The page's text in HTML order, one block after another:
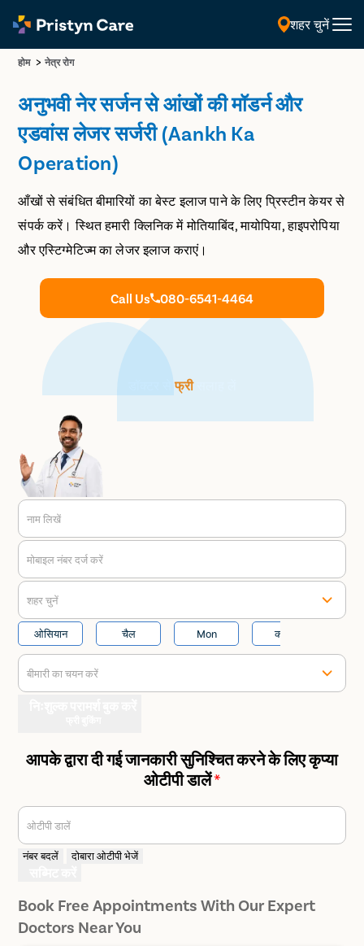
शहर चुनें
होम > नेत्र रोग
अनुभवी नेर सर्जन से आंखों की मॉडर्न और
एडवांस लेजर सर्जरी (Aankh Ka
Operation)
आँखों से संबंधित बीमारियों का बेस्ट इलाज पाने के लिए प्रिस्टीन केयर से
संपर्क करें। स्थित हमारी क्लिनिक में मोतियाबिंद, मायोपिया, हाइपरोपिया
और एस्टिग्मेटिज्म का लेजर इलाज कराएं।
Call Us 080-6541-4464
डॉक्टर सेफ्रीसलाह लें
नाम लिखें
मोबाइल नंबर दर्ज करें
शहर चुनें
ओसियान चैल Mon काजा
बीमारी का चयन करें
आपके द्वारा दी गई जानकारी सुनिश्चित करने के लिए कृप्या
ओटीपी डालें*
ओटीपी डालें
नंबर बदलें दोबारा ओटीपी भेजें
Book Free Appointments With Our Expert
Doctors Near You